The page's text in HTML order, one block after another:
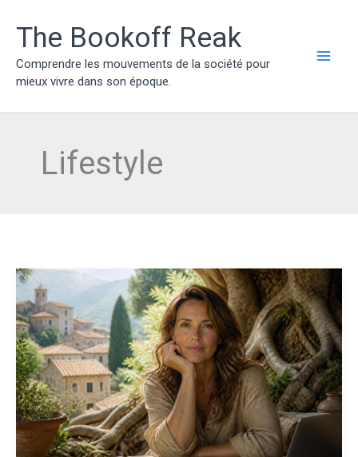
contenu
The Bookoff Reak
Comprendre les mouvements de la société pour
mieux vivre dans son époque.
Lifestyle